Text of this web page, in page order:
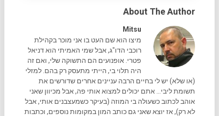
About The Author
Mitsu
מיצו הוא שם העט בו אני מוכר בקהילת
רוכבי הדו"ג, אבל שמי האמיתי הוא דניאל
פטרי. אופנועים הם התשוקה שלי, ואם זה
היה תלוי בי, הייתי מתעסק רק בהם. למזלי
(או שלא) יש לי בחיים הרבה עניינים אחרים שדורשים את
תשומת ליבי... אתם יכולים למצוא אותי פה, אבל מכיוון שאני
אוהב לכתוב כשעולה בי המוזה (בעיקר כשמעצבנים אותי, אבל
לא רק), אז יוצא שאני גם כותב המון במקומות נוספים, וכתבות